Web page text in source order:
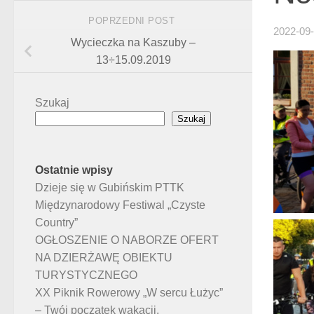
2022-
POPRZEDNI POST
Wycieczka na Kaszuby –
13÷15.09.2019
Szukaj
Szukaj
Ostatnie wpisy
Dzieje się w Gubińskim PTTK
Międzynarodowy Festiwal „Czyste
Country”
OGŁOSZENIE O NABORZE OFERT
NA DZIERŻAWĘ OBIEKTU
TURYSTYCZNEGO
XX Piknik Rowerowy „W sercu Łużyc”
– Twój początek wakacji.